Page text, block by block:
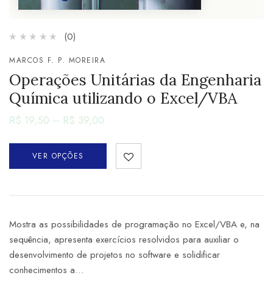
(0)
MARCOS F. P. MOREIRA
Operações Unitárias da Engenharia
Química utilizando o Excel/VBA
R$ 19,50 – R$ 39,00
VER OPÇÕES
Mostra as possibilidades de programação no Excel/VBA e, na
sequência, apresenta exercícios resolvidos para auxiliar o
desenvolvimento de projetos no software e solidificar
conhecimentos a…